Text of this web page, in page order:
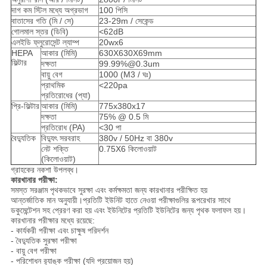
দাগ কম স্টিল মধ্যে অগ্রভাগ
100 পিসি
বাতাসের গতি (মি / সে)
23-29m / সেকেন্ড
গোলমাল স্তর (ডিবি)
<62dB
এলইডি ফ্লুরোসেন্ট ল্যাম্প
20wx6
HEPA
ফিল্টার
আকার (মিমি)
630X630X69mm
দক্ষতা
99.99%@0.3um
বায়ু বেগ
1000 (M3 / ঘঃ)
প্রাথমিক
প্রতিরোধের (প্যা)
<220pa
প্রি-ফিল্টারআকার (মিমি)
775x380x17
দক্ষতা
75% @ 0.5 মি
প্রতিরোধ (PA)
<30 পা
বৈদ্যুতিক বিদ্যুৎ সরবরাহ
380v / 50Hz বা 380v
নেট শক্তি
(কিলোওয়াট)
0.75X6 কিলোওয়াট
গ্রাহকের নকশা উপলব্ধ।
কারখানার পরীক্ষা:
সমস্ত সরঞ্জাম পৃথকভাবে সুরক্ষা এবং কর্মক্ষমতা জন্য কারখানার পরীক্ষিত হয়
আন্তর্জাতিক মান অনুযায়ী।প্রতিটি ইউনিট হাতে নেওয়া পরীক্ষাগুলির রূপরেখার সাথে
ডকুমেন্টেশন সহ প্রেরণ করা হয় এবং ইউনিটের প্রতিটি ইউনিটের জন্য পৃথক ফলাফল হয়।
কারখানার পরীক্ষার মধ্যে রয়েছে:
- কার্যকরী পরীক্ষা এবং চাক্ষুষ পরিদর্শন
- বৈদ্যুতিক সুরক্ষা পরীক্ষা
- বায়ু বেগ পরীক্ষা
- পরিশোধন র‌্যাঙ্ক পরীক্ষা (যদি প্রয়োজন হয়)